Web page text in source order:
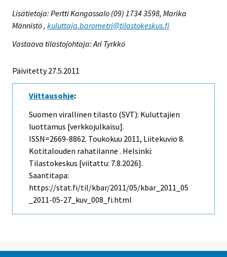
Lisätietoja: Pertti Kangassalo (09) 1734 3598, Marika
Männistö , kuluttaja.barometri@tilastokeskus.fi
Vastaava tilastojohtaja: Ari Tyrkkö
Päivitetty 27.5.2011
Viittausohje:
Suomen virallinen tilasto (SVT): Kuluttajien
luottamus [verkkojulkaisu].
ISSN=2669-8862. Toukokuu 2011, Liitekuvio 8.
Kotitalouden rahatilanne . Helsinki:
Tilastokeskus [viitattu: 7.8.2026].
Saantitapa:
https://stat.fi/til/kbar/2011/05/kbar_2011_05
_2011-05-27_kuv_008_fi.html